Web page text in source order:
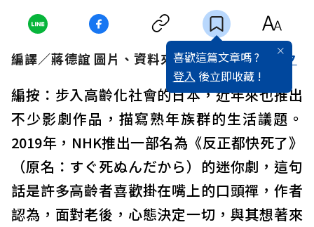
喜歡這篇文章嗎 ?
登入 後立即收藏 !
編譯／蔣德誼 圖片、資料來源／NHK、ハルメク
編按：步入高齡化社會的日本，近年來也推出
不少影劇作品，描寫熟年族群的生活議題。
2019年，NHK推出一部名為《反正都快死了》
（原名：すぐ死ぬんだから）的迷你劇，這句
話是許多高齡者喜歡掛在嘴上的口頭禪，作者
認為，面對老後，心態決定一切，與其想著來